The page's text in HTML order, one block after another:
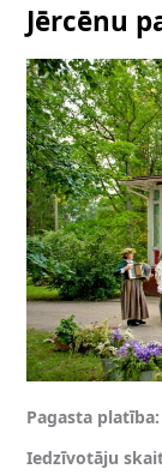
Jērcēnu
Pagasta platība:
Iedzīvotāju